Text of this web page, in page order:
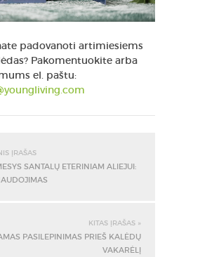
padovanoti artimiesiems
Pakomentuokite arba
el. paštu:
ĮRAŠAS
SANTALŲ ETERINIAM ALIEJUI:
KITAS ĮRAŠAS »
PASILEPINIMAS PRIEŠ KALĖDŲ
VAKARĖLĮ